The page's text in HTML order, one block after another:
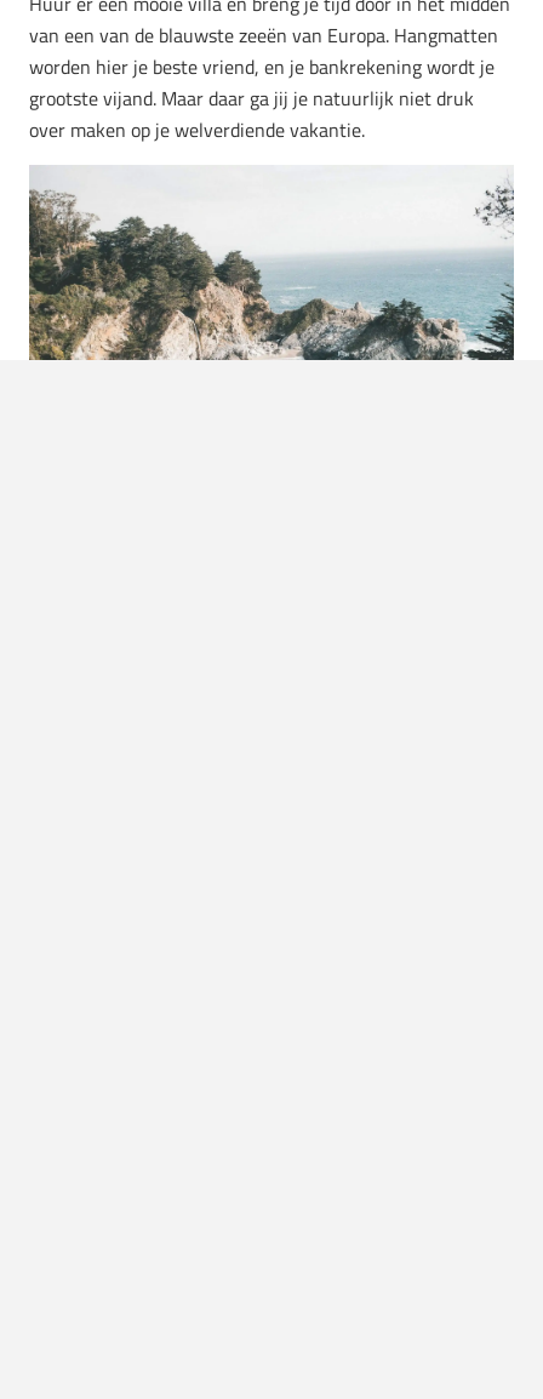
van een van de blauwste zeeën van Europa. Hangmatten
worden hier je beste vriend, en je bankrekening wordt je
grootste vijand. Maar daar ga jij je natuurlijk niet druk
over maken op je welverdiende vakantie.